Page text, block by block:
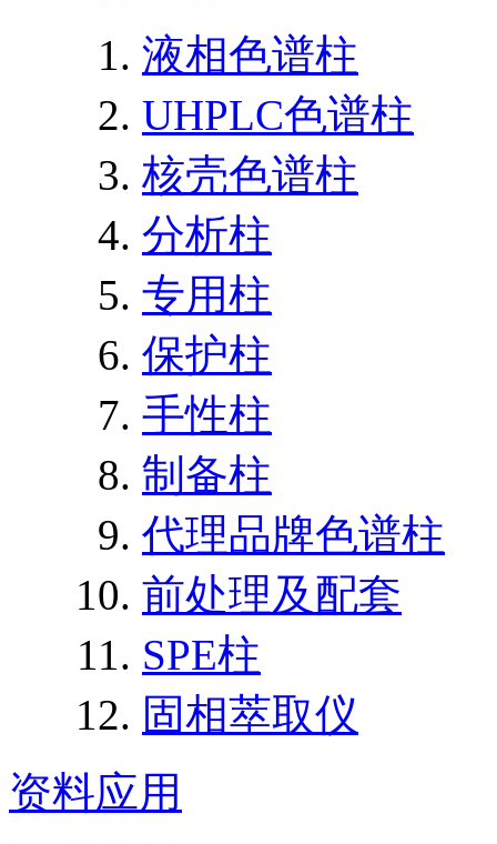
液相色谱柱
UHPLC色谱柱
核壳色谱柱
分析柱
专用柱
保护柱
手性柱
制备柱
代理品牌色谱柱
前处理及配套
SPE柱
固相萃取仪
资料应用